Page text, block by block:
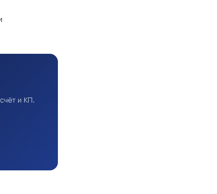
и КП.